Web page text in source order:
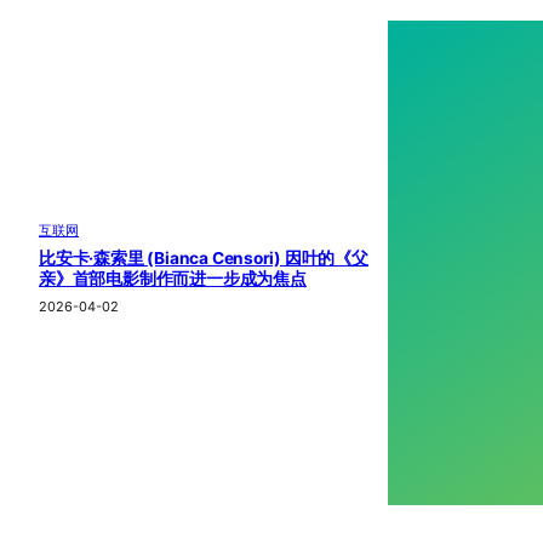
互联网
比安卡·森索里 (Bianca Censori) 因叶的《父
亲》首部电影制作而进一步成为焦点
2026-04-02